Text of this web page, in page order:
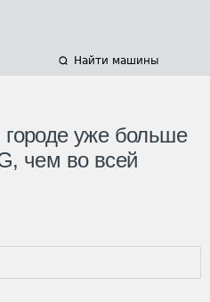
Найти машины
уже больше
чем во всей